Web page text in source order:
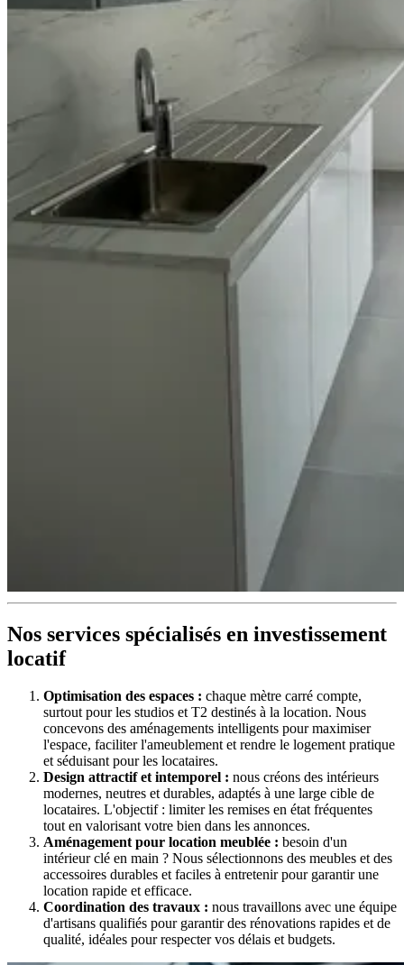
Nos services spécialisés en investissement
locatif
Optimisation des espaces : chaque mètre carré compte,
surtout pour les studios et T2 destinés à la location. Nous
concevons des aménagements intelligents pour maximiser
l'espace, faciliter l'ameublement et rendre le logement pratique
et séduisant pour les locataires.
Design attractif et intemporel : nous créons des intérieurs
modernes, neutres et durables, adaptés à une large cible de
locataires. L'objectif : limiter les remises en état fréquentes
tout en valorisant votre bien dans les annonces.
Aménagement pour location meublée : besoin d'un
intérieur clé en main ? Nous sélectionnons des meubles et des
accessoires durables et faciles à entretenir pour garantir une
location rapide et efficace.
Coordination des travaux : nous travaillons avec une équipe
d'artisans qualifiés pour garantir des rénovations rapides et de
qualité, idéales pour respecter vos délais et budgets.